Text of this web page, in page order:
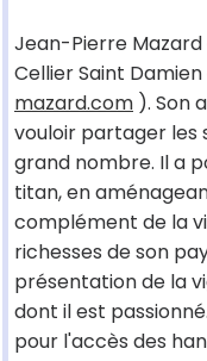
Jean-Pierre
Cellier Saint
mazard.com ). Son
vouloir partager les
grand nombre. Il a
titan, en
complément de la
richesses de son
présentation de la
dont il est
pour l'accès des